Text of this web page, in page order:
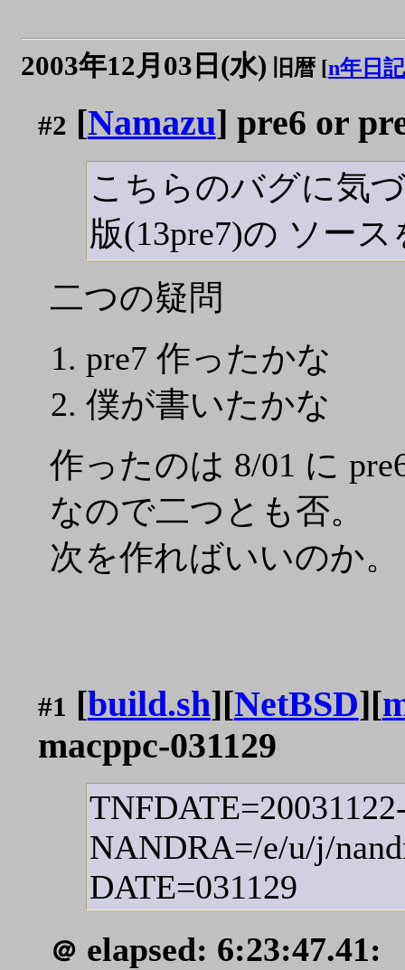
2003年12月03日(水) 旧暦 [n年日記
#2 [Namazu] pre6 or
こちらのバグに気
版(13pre7)の ソー
二つの疑問
pre7 作ったかな
僕が書いたかな
作ったのは 8/01 に
なので二つとも否。
次を作ればいいのか。
#1 [build.sh][NetBSD][
macppc-031129
NANDRA=/e/u/j/
DATE=031129
＠ elapsed: 6:23:47.41: